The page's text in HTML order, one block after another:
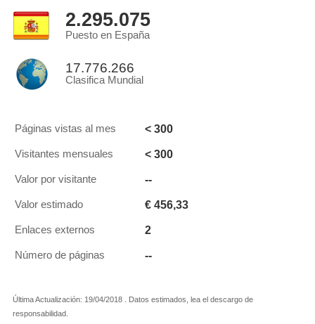
2.295.075
Puesto en España
17.776.266
Clasifica Mundial
Páginas vistas al mes < 300
Visitantes mensuales < 300
Valor por visitante --
Valor estimado € 456,33
Enlaces externos 2
Número de páginas --
Última Actualización: 19/04/2018 . Datos estimados, lea el descargo de
responsabilidad.